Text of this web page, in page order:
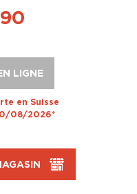
LIGNE
en Suisse
08/2026*